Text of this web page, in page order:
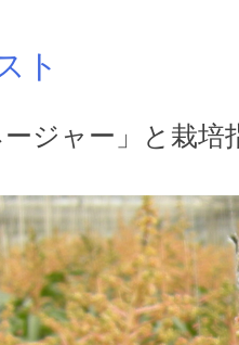
ト
ジャー」と栽培